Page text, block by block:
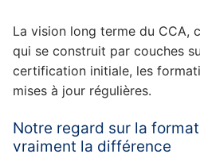
La vision long terme du CCA,
qui se construit par couches
certification initiale, les
mises à jour régulières.
Notre regard sur la
vraiment la différence